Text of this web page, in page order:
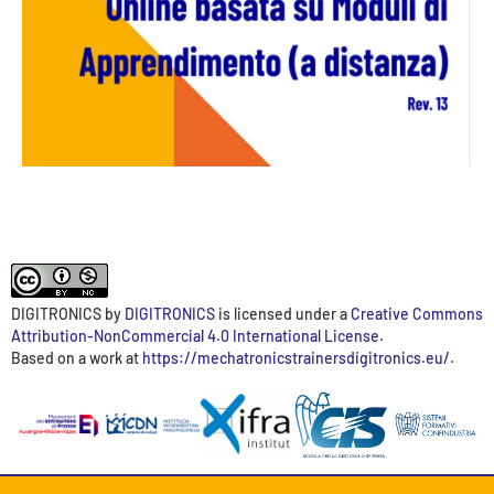
DIGITRONICS by DIGITRONICS is licensed under aCreative Commons
Attribution-NonCommercial 4.0 International License.
Based on a work at https://mechatronicstrainersdigitronics.eu/.